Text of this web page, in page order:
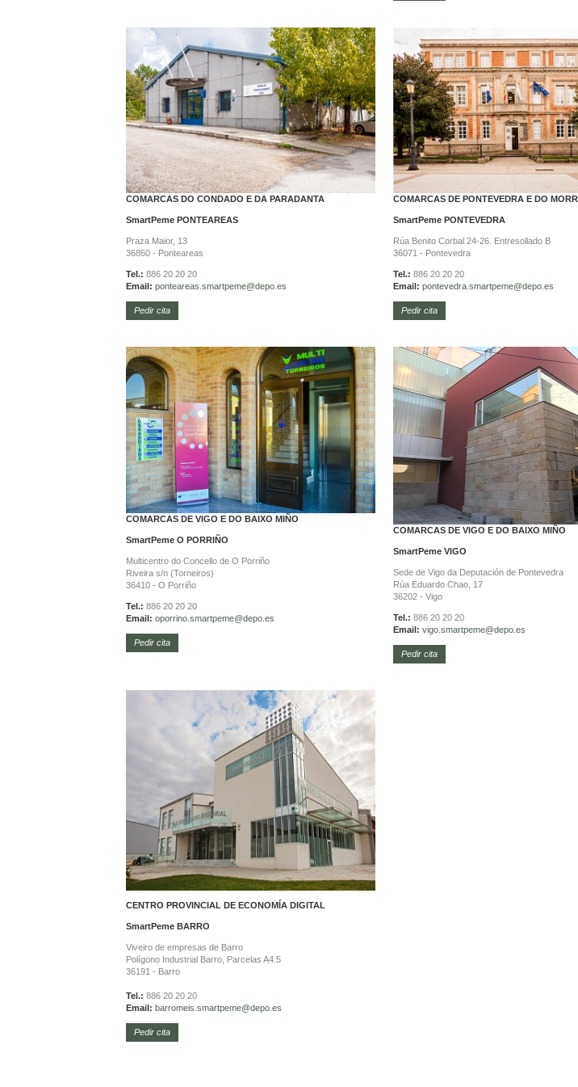
COMARCAS DO CONDADO E DA PARADANTA
SmartPeme PONTEAREAS
Praza Maior, 13
36860 - Ponteareas
Tel.: 886 20 20 20
Email: ponteareas. smartpeme@depo.es
Pedir cita
COMARCAS DE PONTEVEDRA E DO
SmartPeme PONTEVEDRA
Rúa Benito Corbal 24-26. Entresollado B
36071 - Pontevedra
Tel.: 886 20 20 20
Email: pontevedra.smartpeme@depo.es
Pedir cita
COMARCAS DE VIGO E DO BAIXO MIÑO
SmartPeme O PORRIÑO
Multicentro do Concello de O Porriño
Riveira s/n (Torneiros)
36410 - O Porriño
Tel.: 886 20 20 20
Email: oporrino. smartpeme@depo.es
Pedir cita
COMARCAS DE VIGO E DO BAIXO MIÑO
SmartPemeVIGO
Sede de Vigo da Deputación de Pontevedra
Rúa Eduardo Chao, 17
36202 - Vigo
Tel.: 886 20 20 20
Email: vigo.smartpeme@depo.es
Pedir cita
CENTRO PROVINCIAL DE ECONOMÍA DIGITAL
SmartPeme BARRO
Viveiro de empresas de Barro
Polígono Industrial Barro, Parcelas A4.5
36191 - Barro
Tel.: 886 20 20 20
Email: barromeis.smartpeme@depo.es
Pedir cita